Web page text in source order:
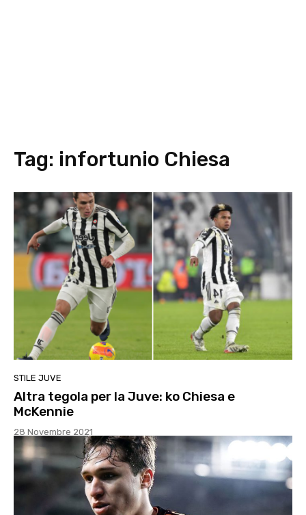
Tag: infortunio Chiesa
STILE JUVE
Altra tegola per la Juve: ko Chiesa e
McKennie
28 Novembre 2021